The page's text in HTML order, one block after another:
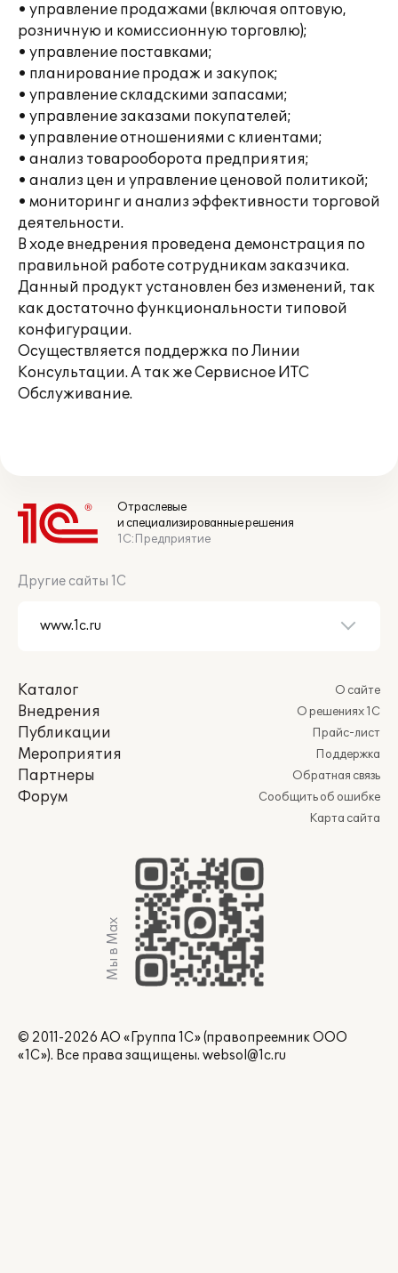
• управление продажами (включая оптовую,
розничную и комиссионную торговлю);
• управление поставками;
• планирование продаж и закупок;
• управление складскими запасами;
• управление заказами покупателей;
• управление отношениями с клиентами;
• анализ товарооборота предприятия;
• анализ цен и управление ценовой политикой;
• мониторинг и анализ эффективности торговой
деятельности.
В ходе внедрения проведена демонстрация по
правильной работе сотрудникам заказчика.
Данный продукт установлен без изменений, так
как достаточно функциональности типовой
конфигурации.
Осуществляется поддержка по Линии
Консультации. А так же Сервисное ИТС
Обслуживание.
Отраслевые
и специализированные решения
1С:Предприятие
Другие сайты 1С
Каталог
Внедрения
Публикации
Мероприятия
Партнеры
Форум
О сайте
О решениях 1С
Прайс-лист
Поддержка
Обратная связь
Сообщить об ошибке
Карта сайта
Мы в Max
© 2011-2026 АО «Группа 1С» (правопреемник ООО
«1С»). Все права защищены. websol@1c.ru